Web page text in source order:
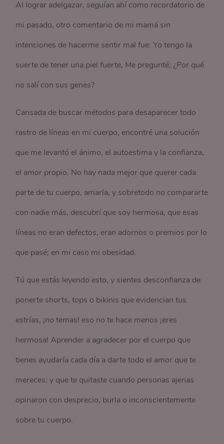
Al lograr adelgazar, seguían ahí como recordatorio de
mi pasado, otro comentario de mi mamá sin
intenciones de hacerme sentir mal fue: Yo tengo la
suerte de tener una piel fuerte, Me pregunté; ¿Por qué
no salí con sus genes?
Cansada de buscar métodos para desaparecer todo
rastro de líneas en mi cuerpo, encontré una solución
que me levantó el ánimo, el autoestima y la confianza,
el amor propio. No hay nada mejor que querer cada
parte de tu cuerpo, amarla, y sobretodo no compararte
con nadie más, descubrí que soy hermosa, que esas
líneas no eran defectos, eran adornos o premios por lo
que pasé; en mi caso mi obesidad.
Tú que estás leyendo esto, y sientes desconfianza de
ponerte shorts, tops o bikinis que evidencian tus
estrías, ¡no temas! eso no te hace menos ¡eres
hermosa! Aprender a agradecer por el cuerpo que
tienes ayudaría cada día a darte todo el amor que te
mereces; y que te quitaste cuando personas ajenas
opinaron con desprecio, burla o inconscientemente
sobre tu cuerpo.